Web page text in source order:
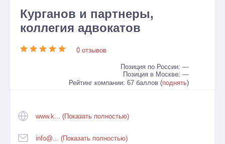
Курганов и партнеры,
коллегия адвокатов
0 отзывов
Позиция по России: —
Позиция в Москве: —
Рейтинг компании: 67 баллов (поднять)
www.k... (Показать полностью)
info@... (Показать полностью)